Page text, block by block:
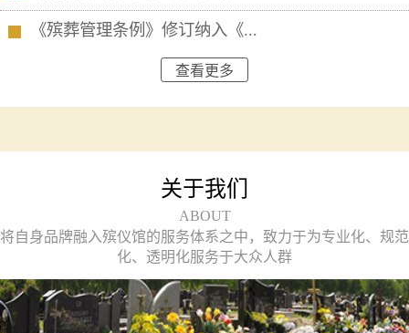
《殡葬管理条例》修订纳入《...
查看更多
关于我们
ABOUT
将自身品牌融入殡仪馆的服务体系之中，致力于为专业化、规范
化、透明化服务于大众人群